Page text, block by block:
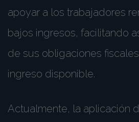
apoyar a los trabajadores
bajos ingresos, facilitando
de sus obligaciones
ingreso disponible.
Actualmente, la aplicación